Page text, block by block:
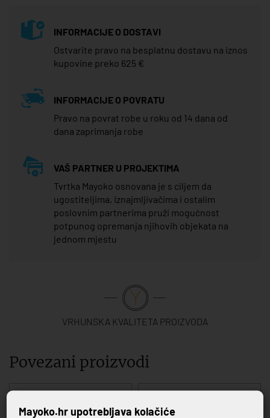
INFORMACIJE O DOSTAVI
Ostvarite pravo na besplatnu dostavu na iznos
kupovine preko 625 €
INFORMACIJE O POVRATU
Pravo na povrat robe u roku od 14 dana od
dana zaprimanja robe
VAŠ PARTNER U PROJEKTIMA
Tvrtka Mayoko osnovana je s ciljem da
ugostiteljima, iznajmljivačima i ostalim
poslovnim partnerima pruži mogućnost
potpunog opremanja njihovih objekata na
jednom mjestu
VRHUNSKA KVALITETA PROIZVODA
Povezani proizvodi
Mayoko.hr upotrebljava kolačiće